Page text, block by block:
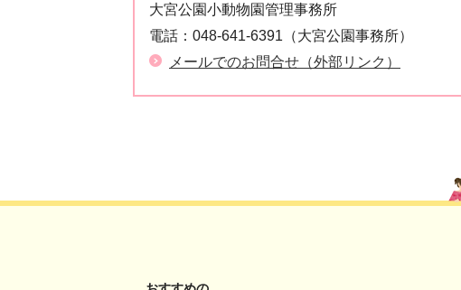
大宮公園小動物園管理事務所
電話： 048-641-6391（大宮公園事務所）
メールでのお問合せ（外部リンク）